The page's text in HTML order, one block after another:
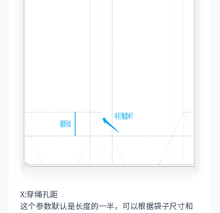
X:穿绳孔距
这个参数默认是长度的一半，可以根据袋子尺寸和